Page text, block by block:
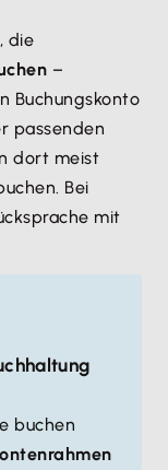
die
–
Buchungskonto
passenden
dort meist
Bei
mit
buchen